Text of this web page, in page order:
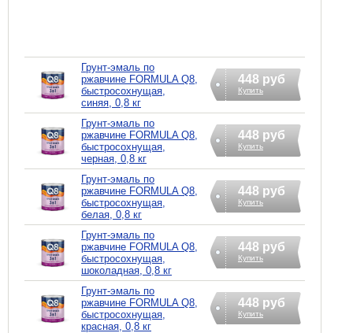
Грунт-эмаль по
ржавчине FORMULA Q8,
быстросохнущая,
синяя, 0,8 кг
448 руб
Купить
Грунт-эмаль по
ржавчине FORMULA Q8,
быстросохнущая,
черная, 0,8 кг
448 руб
Купить
Грунт-эмаль по
ржавчине FORMULA Q8,
быстросохнущая,
белая, 0,8 кг
448 руб
Купить
Грунт-эмаль по
ржавчине FORMULA Q8,
быстросохнущая,
шоколадная, 0,8 кг
448 руб
Купить
Грунт-эмаль по
ржавчине FORMULA Q8,
быстросохнущая,
красная, 0,8 кг
448 руб
Купить